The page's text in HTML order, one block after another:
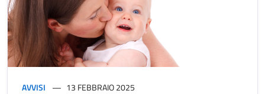
AVVISI 13 FEBBRAIO 2025